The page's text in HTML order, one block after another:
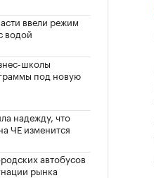
ввели режим
водой
школы
под новую
надежду, что
ЧЕ изменится
автобусов
рынка